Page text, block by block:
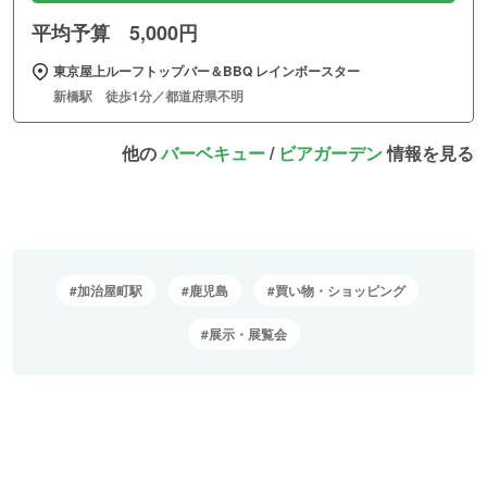
平均予算 5,000円
東京屋上ルーフトップバー＆BBQ レインボースター
新橋駅 徒歩1分／都道府県不明
他のバーベキュー/ ビアガーデン情報を見る
加治屋町駅 鹿児島 買い物・ショッピング
展示・展覧会